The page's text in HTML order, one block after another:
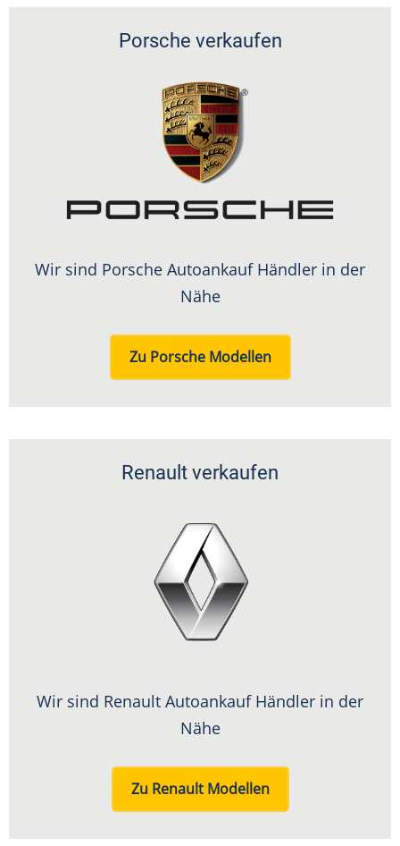
Porsche verkaufen
Wir sind Porsche Autoankauf Händler in der
Nähe
Zu Porsche Modellen
Renault verkaufen
Wir sind Renault Autoankauf Händler in der
Nähe
Zu Renault Modellen